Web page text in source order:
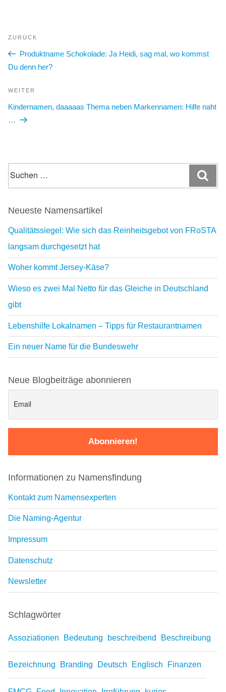
Vorheriger
Beitrag
ZURÜCK
Produktname Schokolade: Ja Heidi, sag mal, wo kommst
Du denn her?
Nächster
Beitrag
WEITER
Kindernamen, daaaaas Thema neben Markennamen: Hilfe naht
…
Neueste Namensartikel
Qualitätssiegel: Wie sich das Reinheitsgebot von FRoSTA
langsam durchgesetzt hat
Woher kommt Jersey-Käse?
Wieso es zwei Mal Netto für das Gleiche in Deutschland
gibt
Lebenshilfe Lokalnamen – Tipps für Restaurantnamen
Ein neuer Name für die Bundeswehr
Neue Blogbeiträge abonnieren
Informationen zu Namensfindung
Kontakt zum Namensexperten
Die Naming-Agentur
Impressum
Datenschutz
Newsletter
Schlagwörter
Assoziationen Bedeutung beschreibend Beschreibung
Bezeichnung Branding Deutsch Englisch Finanzen